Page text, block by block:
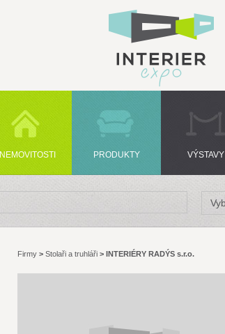
NEMOVITOSTI PRODUKTY VÝSTAVY
Firmy > Stolaři a truhláři > INTERIÉRY RADÝS s.r.o.